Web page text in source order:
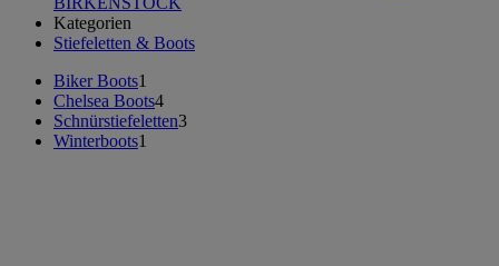
Kategorien
Stiefeletten & Boots
Biker Boots1
Chelsea Boots4
Schnürstiefeletten3
Winterboots1